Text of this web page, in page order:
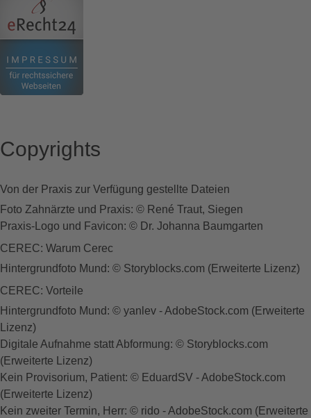
Copyrights
Von der Praxis zur Verfügung gestellte Dateien
Foto Zahnärzte und Praxis: © René Traut, Siegen
Praxis-Logo und Favicon: © Dr. Johanna Baumgarten
CEREC: Warum Cerec
Hintergrundfoto Mund: © Storyblocks.com (Erweiterte Lizenz)
CEREC: Vorteile
Hintergrundfoto Mund: © yanlev - AdobeStock.com (Erweiterte
Lizenz)
Digitale Aufnahme statt Abformung: © Storyblocks.com
(Erweiterte Lizenz)
Kein Provisorium, Patient: © EduardSV - AdobeStock.com
(Erweiterte Lizenz)
Kein zweiter Termin, Herr: © rido - AdobeStock.com (Erweiterte